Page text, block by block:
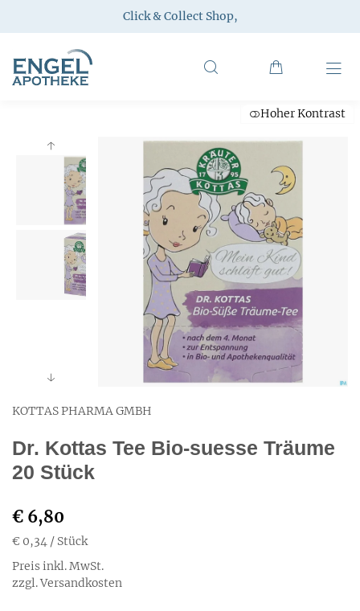
Click & Collect Shop,
Hoher Kontrast
KOTTAS PHARMA GMBH
Dr. Kottas Tee Bio-suesse Träume
20 Stück
€ 6,80
€ 0,34 / Stück
Preis inkl. MwSt.
zzgl. Versandkosten